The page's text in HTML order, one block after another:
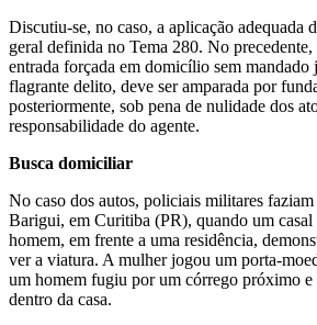
Discutiu-se, no caso, a aplicação adequada
geral definida no Tema 280. No
entrada forçada em domicílio sem mandado
flagrante delito, deve ser amparada por
posteriormente, sob pena de nulidade dos
responsabilidade do agente.
Busca domiciliar
No caso dos autos, policiais militares
Barigui, em Curitiba (PR), quando um
homem, em frente a uma residência,
ver a viatura. A mulher jogou um porta-
um homem fugiu por um córrego próximo e
dentro da casa.